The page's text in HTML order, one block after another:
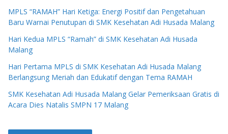
MPLS “RAMAH” Hari Ketiga: Energi Positif dan Pengetahuan
Baru Warnai Penutupan di SMK Kesehatan Adi Husada Malang
Hari Kedua MPLS “Ramah” di SMK Kesehatan Adi Husada
Malang
Hari Pertama MPLS di SMK Kesehatan Adi Husada Malang
Berlangsung Meriah dan Edukatif dengan Tema RAMAH
SMK Kesehatan Adi Husada Malang Gelar Pemeriksaan Gratis di
Acara Dies Natalis SMPN 17 Malang